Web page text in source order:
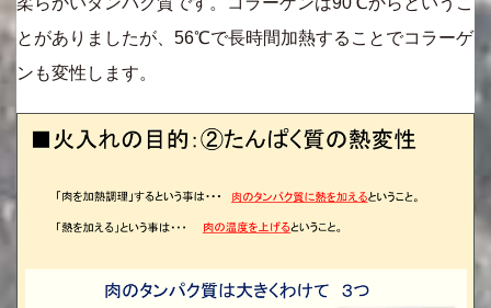
とがありましたが、56℃で長時間加熱することでコラーゲ
ンも変性します。